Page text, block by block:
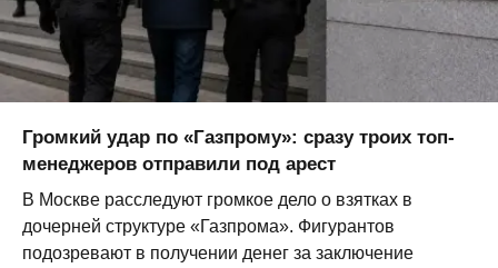
Громкий удар по «Газпрому»: сразу троих топ-
менеджеров отправили под арест
В Москве расследуют громкое дело о взятках в
дочерней структуре «Газпрома». Фигурантов
подозревают в получении денег за заключение